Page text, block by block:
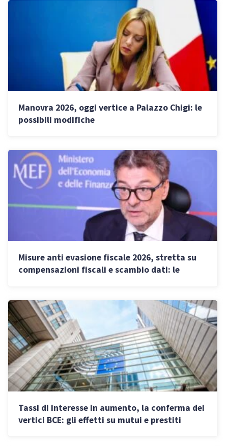
Manovra 2026, oggi vertice a Palazzo Chigi: le
possibili modifiche
Misure anti evasione fiscale 2026, stretta su
compensazioni fiscali e scambio dati: le
Tassi di interesse in aumento, la conferma dei
vertici BCE: gli effetti su mutui e prestiti